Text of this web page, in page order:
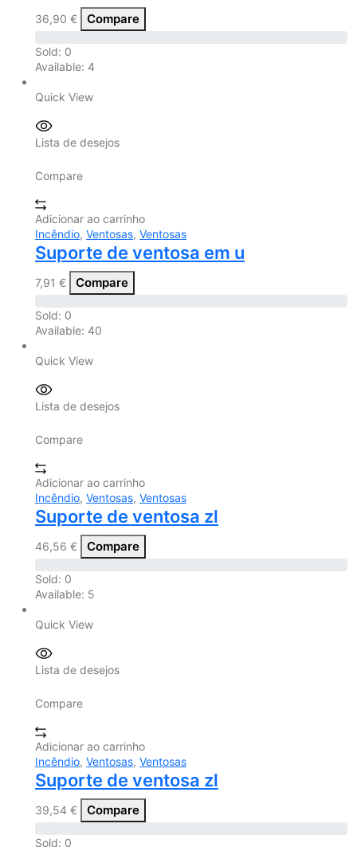
36,90 € Compare
Sold: 0
Available: 4
Quick View
Lista de desejos
Compare
Adicionar ao carrinho
Incêndio, Ventosas, Ventosas
Suporte de ventosa em u
7,91 € Compare
Sold: 0
Available: 40
Quick View
Lista de desejos
Compare
Adicionar ao carrinho
Incêndio, Ventosas, Ventosas
Suporte de ventosa zl
46,56 € Compare
Sold: 0
Available: 5
Quick View
Lista de desejos
Compare
Adicionar ao carrinho
Incêndio, Ventosas, Ventosas
Suporte de ventosa zl
39,54 € Compare
Sold: 0